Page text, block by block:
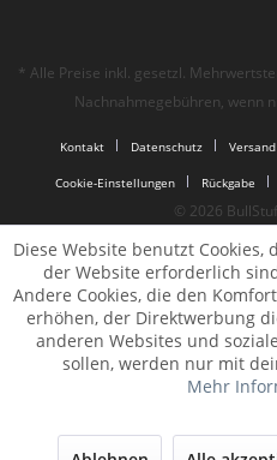
* Alle Preise inkl. gesetzl.
Nachnahmegebühren, wenn
Kontakt Datenschutz Versand
Cookie-Einstellungen Rückgabe
© 2026
Diese Website benutzt
der Website erforderlich
Andere Cookies, die den
erhöhen, der Direktwerbung
anderen Websites und
sollen, werden nur mit
Mehr